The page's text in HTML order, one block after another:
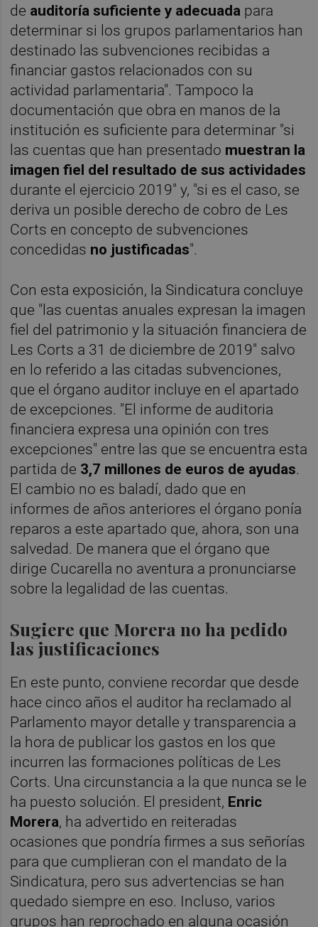
de auditoría suficiente y adecuada para
determinar si los grupos parlamentarios han
destinado las subvenciones recibidas a
financiar gastos relacionados con su
actividad parlamentaria". Tampoco la
documentación que obra en manos de la
institución es suficiente para determinar "si
las cuentas que han presentado muestran la
imagen fiel del resultado de sus actividades
durante el ejercicio 2019" y, "si es el caso, se
deriva un posible derecho de cobro de Les
Corts en concepto de subvenciones
concedidas no justificadas".
Con esta exposición, la Sindicatura concluye
que "las cuentas anuales expresan la imagen
fiel del patrimonio y la situación financiera de
Les Corts a 31 de diciembre de 2019" salvo
en lo referido a las citadas subvenciones,
que el órgano auditor incluye en el apartado
de excepciones. "El informe de auditoria
financiera expresa una opinión con tres
excepciones" entre las que se encuentra esta
partida de 3,7 millones de euros de ayudas.
El cambio no es baladí, dado que en
informes de años anteriores el órgano ponía
reparos a este apartado que, ahora, son una
salvedad. De manera que el órgano que
dirige Cucarella no aventura a pronunciarse
sobre la legalidad de las cuentas.
Sugiere que Morera no ha pedido
las justificaciones
En este punto, conviene recordar que desde
hace cinco años el auditor ha reclamado al
Parlamento mayor detalle y transparencia a
la hora de publicar los gastos en los que
incurren las formaciones políticas de Les
Corts. Una circunstancia a la que nunca se le
ha puesto solución. El president, Enric
Morera, ha advertido en reiteradas
ocasiones que pondría firmes a sus señorías
para que cumplieran con el mandato de la
Sindicatura, pero sus advertencias se han
quedado siempre en eso. Incluso, varios
grupos han reprochado en alguna ocasión